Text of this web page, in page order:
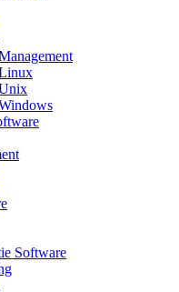
Software